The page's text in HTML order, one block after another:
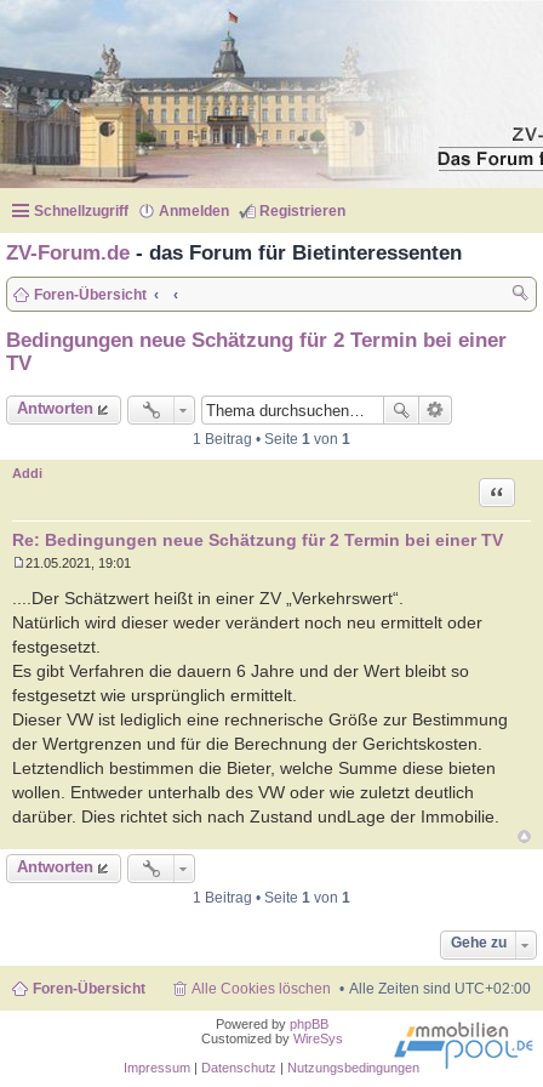
Schnellzugriff Anmelden Registrieren
ZV-Forum.de - das Forum für Bietinteressenten
Foren-Übersicht
Bedingungen neue Schätzung für 2 Termin bei einer
TV
Antworten
1 Beitrag • Seite 1 von 1
Addi
Re: Bedingungen neue Schätzung für 2 Termin bei einer TV
Zitat
t
a
g
21.05.2021, 19:01
....Der Schätzwert heißt in einer ZV „Verkehrswert“.
Natürlich wird dieser weder verändert noch neu ermittelt oder
festgesetzt.
Es gibt Verfahren die dauern 6 Jahre und der Wert bleibt so
festgesetzt wie ursprünglich ermittelt.
Dieser VW ist lediglich eine rechnerische Größe zur Bestimmung
der Wertgrenzen und für die Berechnung der Gerichtskosten.
Letztendlich bestimmen die Bieter, welche Summe diese bieten
wollen. Entweder unterhalb des VW oder wie zuletzt deutlich
darüber. Dies richtet sich nach Zustand undLage der Immobilie.
Antworten
1 Beitrag • Seite 1 von 1
Gehe zu
Foren-Übersicht Alle Zeiten sind UTC+02:00
Alle Cookies löschen
Powered by phpBB
Customized by WireSys
Impressum | Datenschutz | Nutzungsbedingungen